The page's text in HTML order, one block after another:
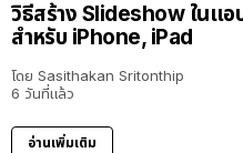
วิธีสร้าง Slideshow ในแอ
สำหรับ iPhone, iPad
โดย Sasithakan Sritonthip
6 วันที่แล้ว
อ่านเพิ่มเติม